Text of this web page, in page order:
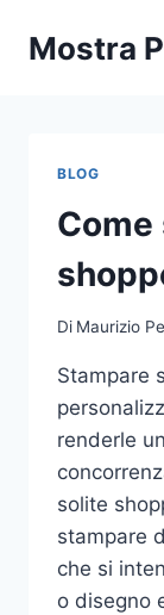
Mostra
BLOG
Come
Di Maurizio
Stampare
renderle
solite
stampare
che si
o disegno